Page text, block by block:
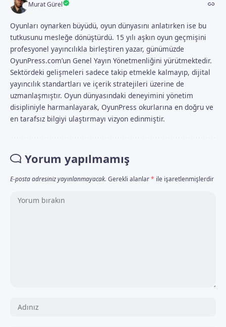
Murat Gürel
Oyunları oynarken büyüdü, oyun dünyasını anlatırken ise bu
tutkusunu mesleğe dönüştürdü. 15 yılı aşkın oyun geçmişini
profesyonel yayıncılıkla birleştiren yazar, günümüzde
OyunPress.com’un Genel Yayın Yönetmenliğini yürütmektedir.
Sektördeki gelişmeleri sadece takip etmekle kalmayıp, dijital
yayıncılık standartları ve içerik stratejileri üzerine de
uzmanlaşmıştır. Oyun dünyasındaki deneyimini yönetim
disipliniyle harmanlayarak, OyunPress okurlarına en doğru ve
en tarafsız bilgiyi ulaştırmayı vizyon edinmiştir.
Yorum yapılmamış
E-posta adresiniz yayınlanmayacak. Gerekli alanlar* ile işaretlenmişlerdir